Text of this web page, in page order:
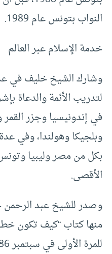
النواب بتونس عام 1989.
خدمة الإسلام عبر العالم
وشارك الشيخ خليف في
لتدريب الأئمة والدعاة
في إندونيسيا وجزر
وبلجيكا وهولندا، وفي
بكل من مصر وليبيا
الأقصى.
وصدر للشيخ عبد الرحمن
منها كتاب “كيف تكون